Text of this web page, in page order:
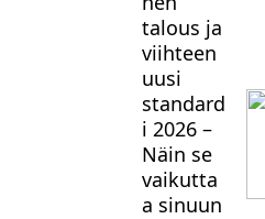
talous ja
viihteen
uusi
standard
i 2026 –
Näin se
vaikutta
a sinuun